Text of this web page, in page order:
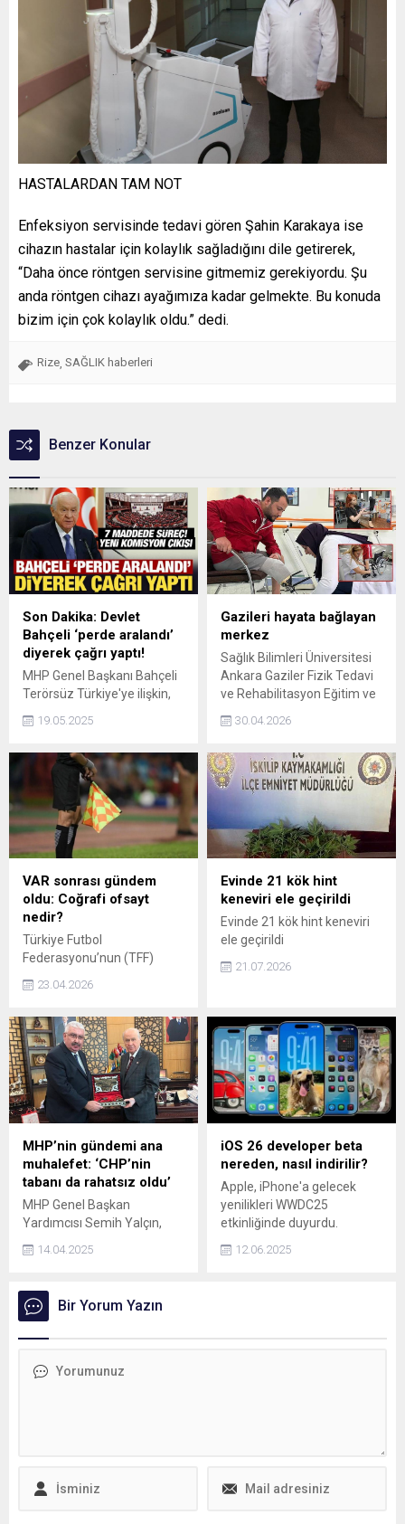
HASTALARDAN TAM NOT
Enfeksiyon servisinde tedavi gören Şahin Karakaya ise
cihazın hastalar için kolaylık sağladığını dile getirerek,
“Daha önce röntgen servisine gitmemiz gerekiyordu. Şu
anda röntgen cihazı ayağımıza kadar gelmekte. Bu konuda
bizim için çok kolaylık oldu.” dedi.
Rize, SAĞLIK haberleri
Benzer Konular
Son Dakika: Devlet
Bahçeli ‘perde aralandı’
diyerek çağrı yaptı!
MHP Genel Başkanı Bahçeli
Terörsüz Türkiye'ye ilişkin,
aşamaya geçilmiştir.
aralandı" ifadelerini kullandı.
Bahçeli ayrıca TBMM'nin
çağrısıyla yeni bir
komisyonun da çağrısını
yaptı.
19.05.2025
Gazileri hayata bağlayan
merkez
Sağlık Bilimleri Üniversitesi
Ankara Gaziler Fizik Tedavi
ve Rehabilitasyon Eğitim ve
(Gaziler FTR) Ortez-Protez
Merkezi'nde, ağırlıklı olarak
gaziler için son teknoloji
protez kol ve bacak
üretiliyor. Protez kullanımına
uyumları eğitimlerle
sağlanan gaziler, yeniden
ayağa kalkıp, hayata
bağlanıyor.
30.04.2026
VAR sonrası gündem
oldu: Coğrafi ofsayt
nedir?
Türkiye Futbol
Federasyonu’nun (TFF)
Trendyol Süper Lig 30.
haftası için yayımladığı VAR
yeni bir tartışma başlattı.
Peki, coğrafi ofsayt nedir?
23.04.2026
Evinde 21 kök hint
keneviri ele geçirildi
Evinde 21 kök hint keneviri
ele geçirildi
21.07.2026
MHP’nin gündemi ana
muhalefet: ‘CHP’nin
tabanı da rahatsız oldu’
MHP Genel Başkan
Yardımcısı Semih Yalçın,
bulundu. CHP'nin tüketim
Yalçın, Bu yüzden CHP’nin
tabanı da üyesi de seçmeni
olmuştur dedi.
14.04.2025
iOS 26 developer beta
nereden, nasıl indirilir?
Apple, iPhone'a gelecek
yenilikleri WWDC25
etkinliğinde duyurdu.
deneyimlemek için iOS 26
12.06.2025
Bir Yorum Yazın